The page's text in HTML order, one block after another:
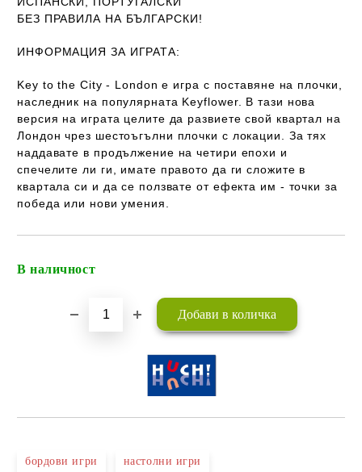
БЕЗ ПРАВИЛА НА БЪЛГАРСКИ!
ИНФОРМАЦИЯ ЗА ИГРАТА:
Key to the City - London е игра с поставяне на плочки,
наследник на популярната Keyflower. В тази нова
версия на играта целите да развиете свой квартал на
Лондон чрез шестоъгълни плочки с локации. За тях
наддавате в продължение на четири епохи и
спечелите ли ги, имате правото да ги сложите в
квартала си и да се ползвате от ефекта им - точки за
победа или нови умения.
В наличност
бордови игри настолни игри